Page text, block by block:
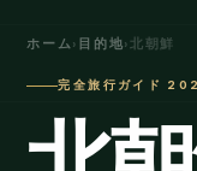
ホーム› 目的地›北朝鮮
完全旅行ガイド